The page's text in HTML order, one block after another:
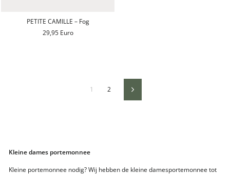
PETITE CAMILLE – Fog
29,95 Euro
1 2 Volgende
Kleine dames portemonnee
Kleine portemonnee nodig? Wij hebben de kleine damesportemonnee tot